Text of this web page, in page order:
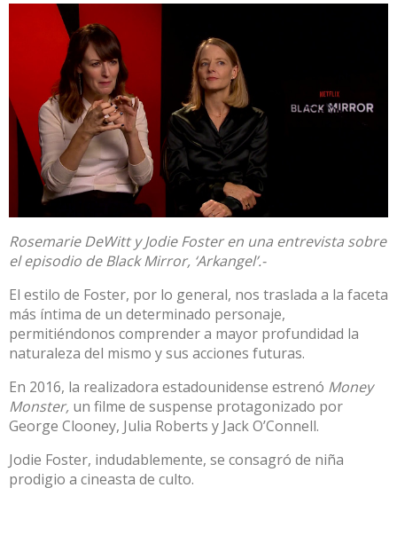
Rosemarie DeWitt y Jodie Foster en una entrevista sobre
el episodio de Black Mirror, ‘Arkangel’.-
El estilo de Foster, por lo general, nos traslada a la faceta
más íntima de un determinado personaje,
permitiéndonos comprender a mayor profundidad la
naturaleza del mismo y sus acciones futuras.
En 2016, la realizadora estadounidense estrenó Money
Monster, un filme de suspense protagonizado por
George Clooney, Julia Roberts y Jack O’Connell.
Jodie Foster, indudablemente, se consagró de niña
prodigio a cineasta de culto.